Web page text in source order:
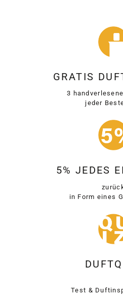
GRATIS
3
jeder
5% JEDES
in Form eines
Test &